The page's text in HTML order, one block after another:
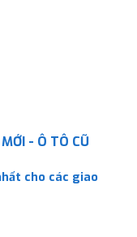
- Ô TÔ CŨ
cho các giao